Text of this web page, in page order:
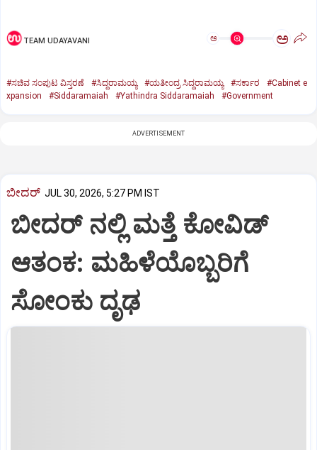
TEAM UDAYAVANI ಅ ಅ
#ಸಚಿವ ಸಂಪುಟ ವಿಸ್ತರಣೆ #ಸಿದ್ದರಾಮಯ್ಯ #ಯತೀಂದ್ರ ಸಿದ್ದರಾಮಯ್ಯ #ಸರ್ಕಾರ
#Cabinet e
xpansion
#Siddaramaiah #Yathindra Siddaramaiah #Government
ADVERTISEMENT
ಬೀದರ್ JUL 30, 2026, 5:27 PM IST
ಬೀದರ್ ನಲ್ಲಿ ಮತ್ತೆ ಕೋವಿಡ್‌
ಆತಂಕ: ಮಹಿಳೆಯೊಬ್ಬರಿಗೆ
ಸೋಂಕು ದೃಢ